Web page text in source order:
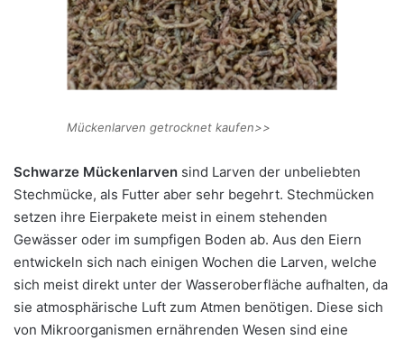
Mückenlarven getrocknet kaufen>>
Schwarze Mückenlarven sind Larven der unbeliebten
Stechmücke, als Futter aber sehr begehrt. Stechmücken
setzen ihre Eierpakete meist in einem stehenden
Gewässer oder im sumpfigen Boden ab. Aus den Eiern
entwickeln sich nach einigen Wochen die Larven, welche
sich meist direkt unter der Wasseroberfläche aufhalten, da
sie atmosphärische Luft zum Atmen benötigen. Diese sich
von Mikroorganismen ernährenden Wesen sind eine